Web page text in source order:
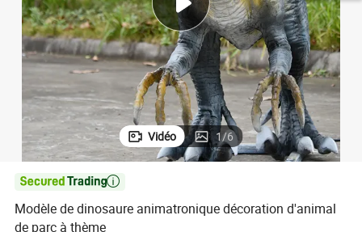
Vidéo 1/6

Modèle de dinosaure animatronique décoration d'animal
de parc à thème